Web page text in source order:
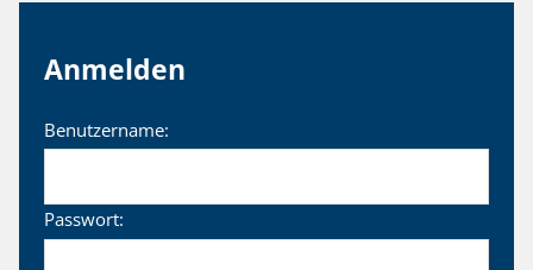
Anmelden
Benutzername:
Passwort: